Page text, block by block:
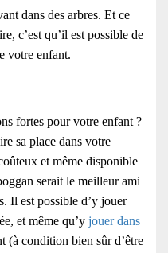
dans des arbres. Et ce
c’est qu’il est possible de
votre enfant.
fortes pour votre enfant ?
sa place dans votre
et même disponible
serait le meilleur ami
Il est possible d’y jouer
et même qu’y jouer dans
(à condition bien sûr d’être